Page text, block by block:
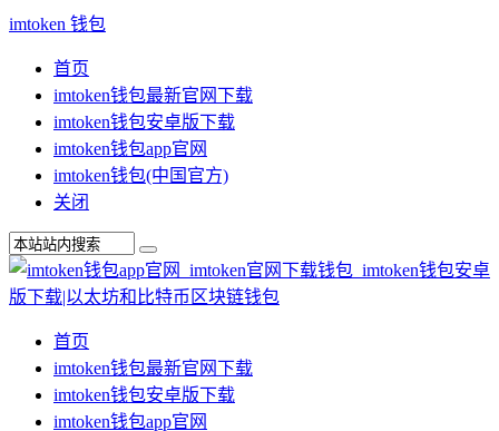
imtoken 钱包
首页
imtoken钱包最新官网下载
imtoken钱包安卓版下载
imtoken钱包app官网
imtoken钱包(中国官方)
关闭
首页
imtoken钱包最新官网下载
imtoken钱包安卓版下载
imtoken钱包app官网